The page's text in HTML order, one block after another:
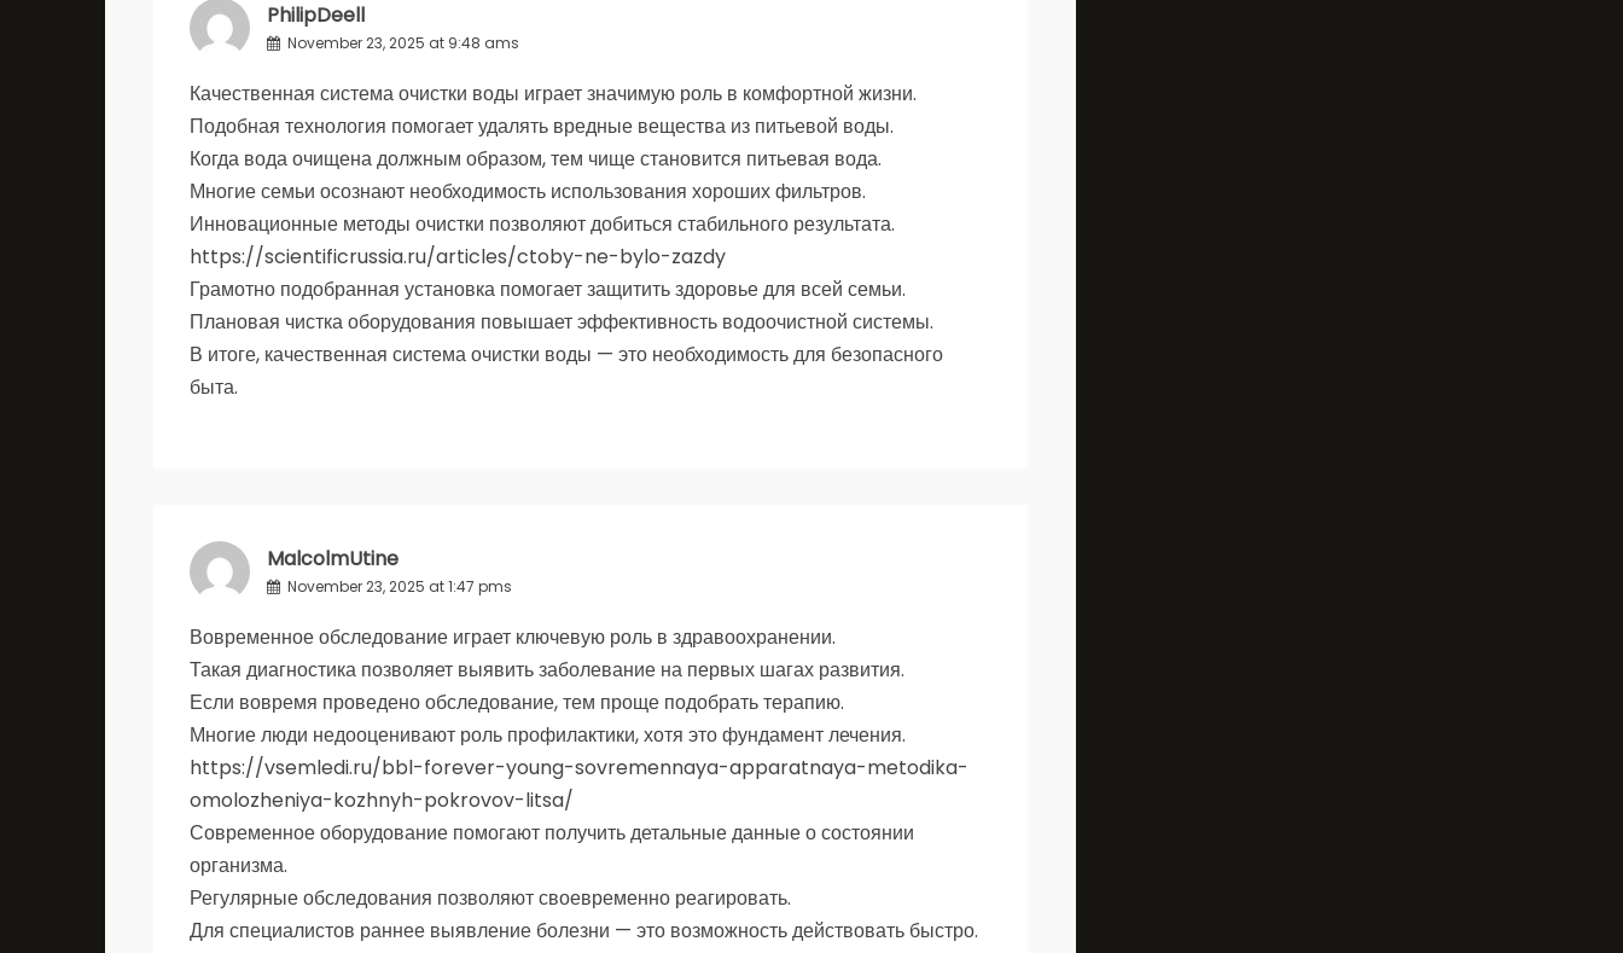
PhilipDeell
November 23, 2025 at 9:48 ams
Качественная система очистки воды играет значимую роль в комфортной жизни.
Подобная технология помогает удалять вредные вещества из питьевой воды.
Когда вода очищена должным образом, тем чище становится питьевая вода.
Многие семьи осознают необходимость использования хороших фильтров.
Инновационные методы очистки позволяют добиться стабильного результата.
https://scientificrussia.ru/articles/ctoby-ne-bylo-zazdy
Грамотно подобранная установка помогает защитить здоровье для всей семьи.
Плановая чистка оборудования повышает эффективность водоочистной системы.
В итоге, качественная система очистки воды — это необходимость для безопасного
быта.
MalcolmUtine
November 23, 2025 at 1:47 pms
Вовременное обследование играет ключевую роль в здравоохранении.
Такая диагностика позволяет выявить заболевание на первых шагах развития.
Если вовремя проведено обследование, тем проще подобрать терапию.
Многие люди недооценивают роль профилактики, хотя это фундамент лечения.
https://vsemledi.ru/bbl-forever-young-sovremennaya-apparatnaya-metodika-
omolozheniya-kozhnyh-pokrovov-litsa/
Современное оборудование помогают получить детальные данные о состоянии
организма.
Регулярные обследования позволяют своевременно реагировать.
Для специалистов раннее выявление болезни — это возможность действовать быстро.